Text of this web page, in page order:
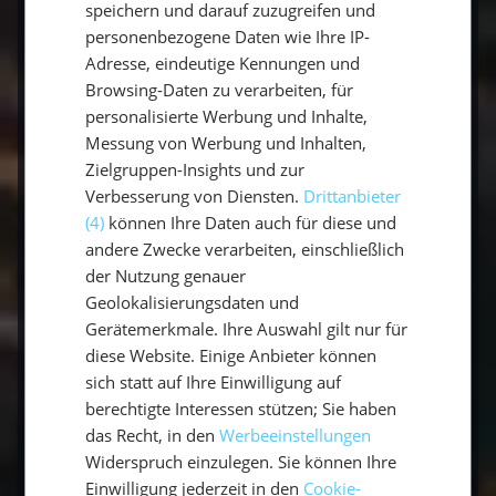
🌅 Fazit: Die schönsten Erinnerungen
entstehen in kleinen Gruppen
Egal, ob du die griechischen Inseln entdecken,
in Kroatien segeln oder ferne Länder erkunden
möchtest - eineKleingruppenreisebietet dir
Nähe, Freiheit und echte Erlebnisse.
speichern und darauf zuzugreifen und
personenbezogene Daten wie Ihre IP-
Adresse, eindeutige Kennungen und
Browsing-Daten zu verarbeiten, für
personalisierte Werbung und Inhalte,
Messung von Werbung und Inhalten,
Zielgruppen-Insights und zur
Verbesserung von Diensten. Drittanbieter
(4) können Ihre Daten auch für diese und
andere Zwecke verarbeiten, einschließlich
der Nutzung genauer
Geolokalisierungsdaten und
Gerätemerkmale. Ihre Auswahl gilt nur für
diese Website. Einige Anbieter können
sich statt auf Ihre Einwilligung auf
berechtigte Interessen stützen; Sie haben
das Recht, in denWerbeeinstellungen
Widerspruch einzulegen. Sie können Ihre
Einwilligung jederzeit in den Cookie-